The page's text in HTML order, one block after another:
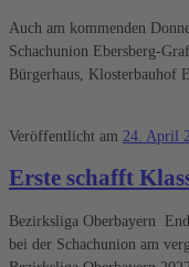
Auch am kommenden
Schachunion Ebersberg-
Bürgerhaus, Klosterbauhof
Veröffentlicht am 24. April
Erste schafft
Bezirksliga Oberbayern
bei der Schachunion am